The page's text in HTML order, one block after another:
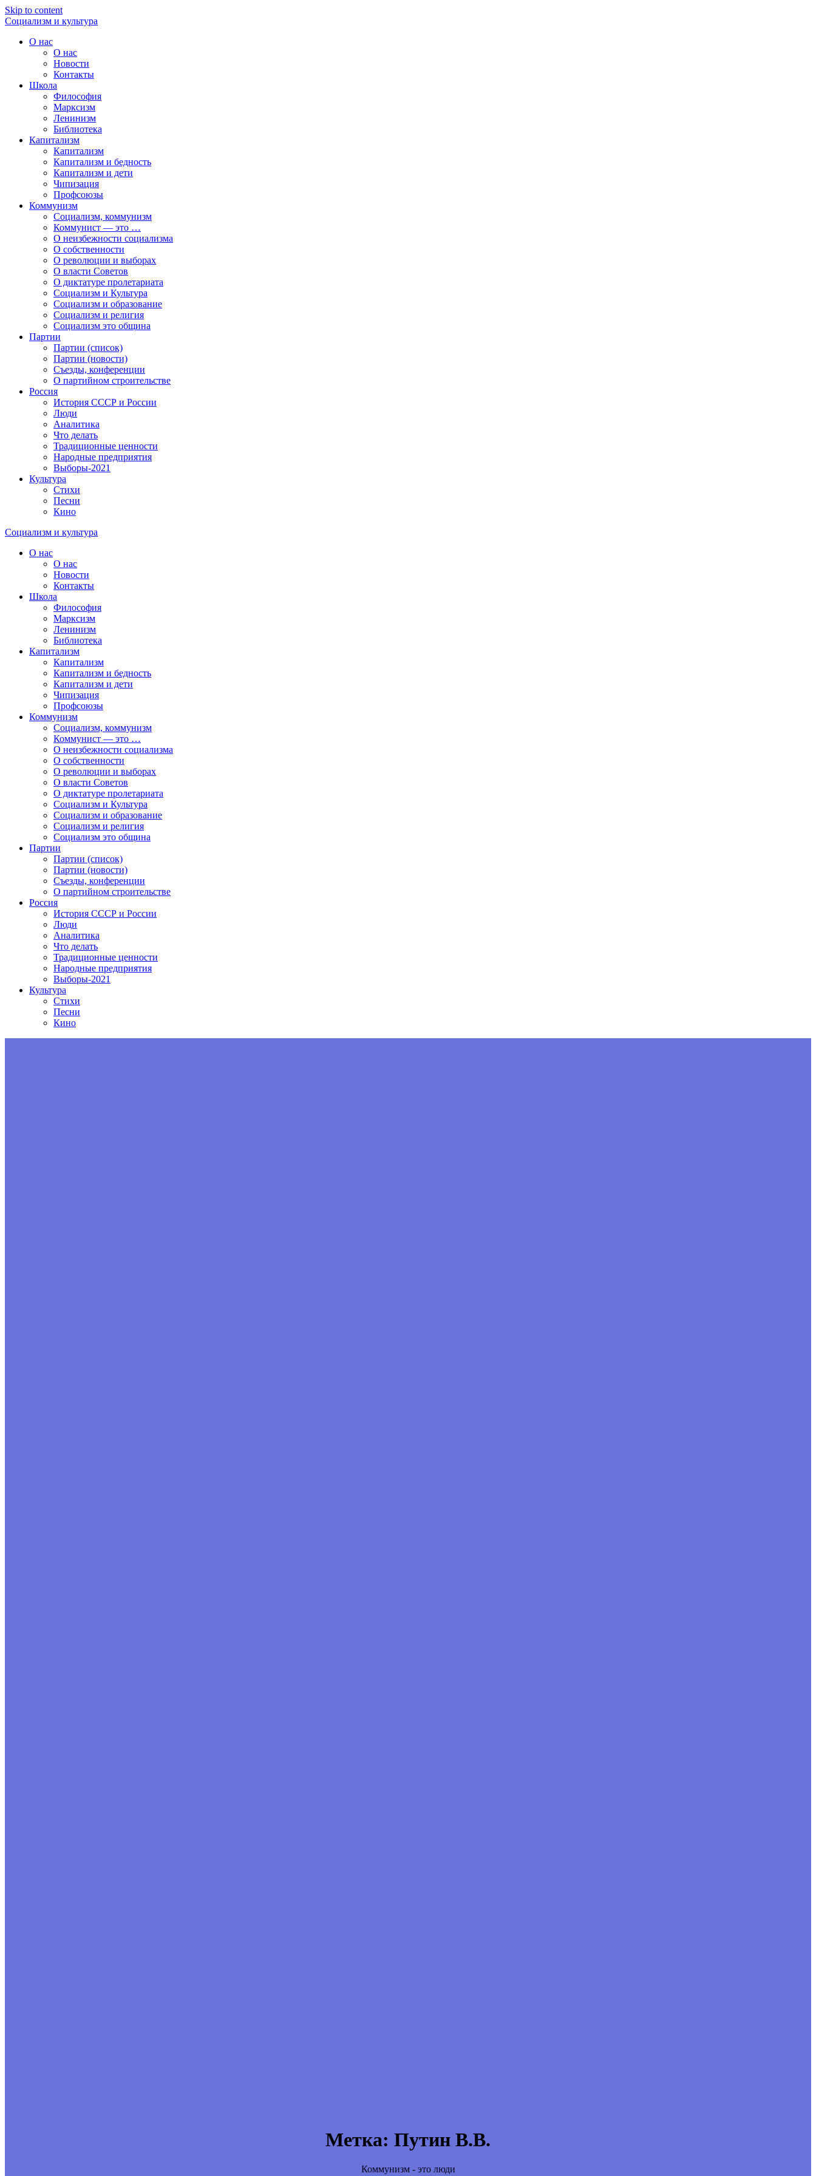
Skip to content
Социализм и культура
О нас
О нас
Новости
Контакты
Школа
Философия
Марксизм
Ленинизм
Библиотека
Капитализм
Капитализм
Капитализм и бедность
Капитализм и дети
Чипизация
Профсоюзы
Коммунизм
Социализм, коммунизм
Коммунист — это …
О неизбежности социализма
О собственности
О революции и выборах
О власти Советов
О диктатуре пролетариата
Социализм и Культура
Социализм и образование
Социализм и религия
Социализм это община
Партии
Партии (список)
Партии (новости)
Съезды, конференции
О партийном строительстве
Россия
История СССР и России
Люди
Аналитика
Что делать
Традиционные ценности
Народные предприятия
Выборы-2021
Культура
Стихи
Песни
Кино
Социализм и культура
О нас
О нас
Новости
Контакты
Школа
Философия
Марксизм
Ленинизм
Библиотека
Капитализм
Капитализм
Капитализм и бедность
Капитализм и дети
Чипизация
Профсоюзы
Коммунизм
Социализм, коммунизм
Коммунист — это …
О неизбежности социализма
О собственности
О революции и выборах
О власти Советов
О диктатуре пролетариата
Социализм и Культура
Социализм и образование
Социализм и религия
Социализм это община
Партии
Партии (список)
Партии (новости)
Съезды, конференции
О партийном строительстве
Россия
История СССР и России
Люди
Аналитика
Что делать
Традиционные ценности
Народные предприятия
Выборы-2021
Культура
Стихи
Песни
Кино
Метка: Путин В.В.
Коммунизм - это люди